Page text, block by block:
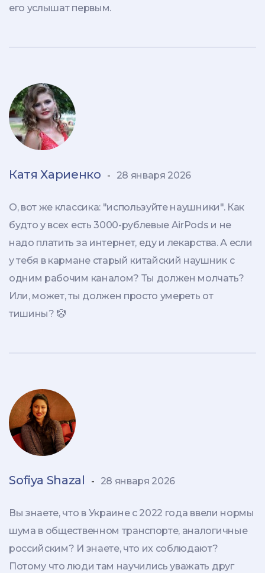
его услышат первым.
Катя Хариенко - 28 января 2026
О, вот же классика: "используйте наушники". Как
будто у всех есть 3000-рублевые AirPods и не
надо платить за интернет, еду и лекарства. А если
у тебя в кармане старый китайский наушник с
одним рабочим каналом? Ты должен молчать?
Или, может, ты должен просто умереть от
тишины? 🤡
Sofiya Shazal - 28 января 2026
Вы знаете, что в Украине с 2022 года ввели нормы
шума в общественном транспорте, аналогичные
российским? И знаете, что их соблюдают?
Потому что люди там научились уважать друг